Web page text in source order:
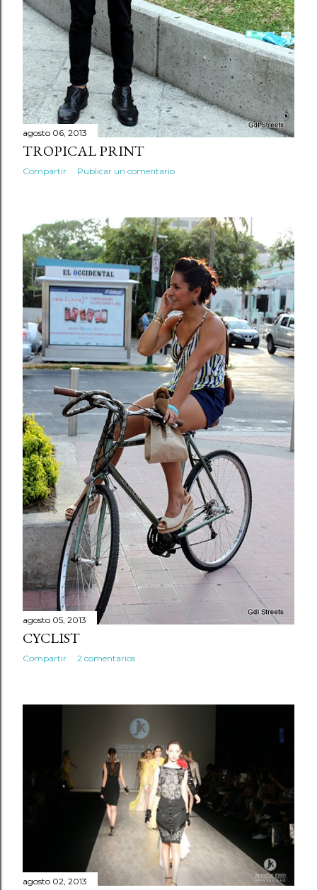
agosto 06, 2013
TROPICAL PRINT
Compartir Publicar un comentario
agosto 05, 2013
CYCLIST
Compartir 2 comentarios
agosto 02, 2013